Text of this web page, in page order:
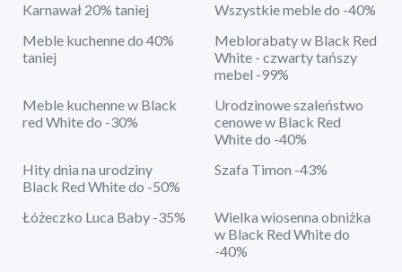
Karnawał 20% taniej
Wszystkie meble do -40%
Meble kuchenne do 40%
taniej
Meblorabaty w Black Red
White - czwarty tańszy
mebel -99%
Meble kuchenne w Black
red White do -30%
Urodzinowe szaleństwo
cenowe w Black Red
White do -40%
Hity dnia na urodziny
Black Red White do -50%
Szafa Timon -43%
Łóżeczko Luca Baby -35%
Wielka wiosenna obniżka
w Black Red White do
-40%